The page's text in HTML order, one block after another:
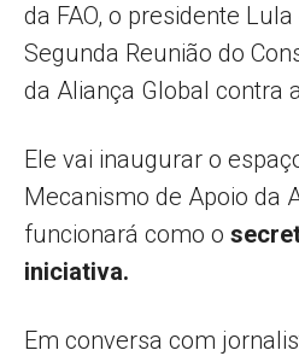
da FAO, o presidente
Segunda Reunião do
da Aliança Global contra
Ele vai inaugurar o
Mecanismo de Apoio da
funcionará como o
iniciativa.
Em conversa com